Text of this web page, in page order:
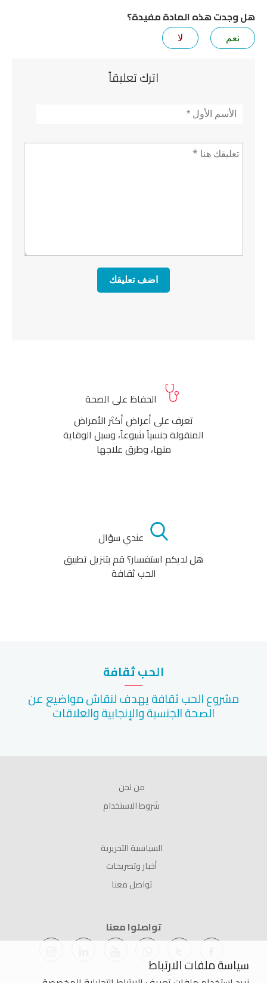
سياسة ملفات الارتباط
هل وجدت هذه المادة مفيدة؟
نعم لا
اترك تعليقاً
الأسم*
تعليق *
الحفاظ على الصحة
تعرف على أعراض أكثر الأمراض
المنقولة جنسياً شيوعاً، وسبل الوقاية
منها، وطرق علاجها
عندي سؤال
هل لديكم استفسار؟ قم بتنزيل تطبيق
الحب ثقافة
الحب ثقافة
مشروع الحب ثقافة يهدف لنقاش مواضيع عن
الصحة الجنسية والإنجابية والعلاقات
من نحن
شروط الاستخدام
السياسية التحريرية
أخبار وتصريحات
تواصل معنا
تواصلوا معنا